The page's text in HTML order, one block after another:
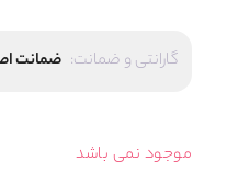
گارانتی و ضمانت: ضمانت
موجود نمی باشد